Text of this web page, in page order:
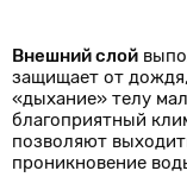
Внешний слой
защищает от дождя,
«дыхание» телу
благоприятный
позволяют
проникновение